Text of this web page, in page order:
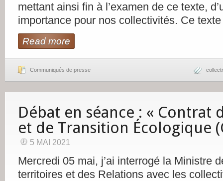
mettant ainsi fin à l’examen de ce texte,
importance pour nos collectivités. Ce
Read more
Communiqués de presse
Débat en séance : « Contrat
et de Transition Écologique
5 MAI 2021
Mercredi 05 mai, j’ai interrogé la Ministre
territoires et des Relations avec les